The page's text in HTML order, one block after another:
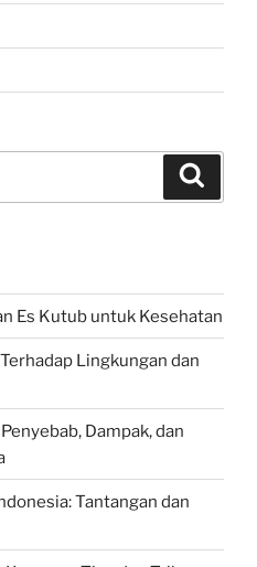
Es Kutub untuk Kesehatan
Lingkungan dan
Dampak, dan
Tantangan dan